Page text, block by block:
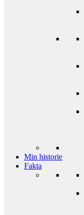
Min historie
Fakta